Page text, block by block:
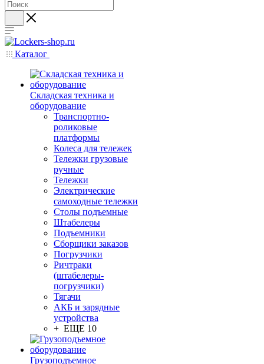
Каталог
Складская техника и
оборудование
Транспортно-
роликовые
платформы
Колеса для тележек
Тележки грузовые
ручные
Тележки
Электрические
самоходные тележки
Столы подъемные
Штабелеры
Подъемники
Сборщики заказов
Погрузчики
Ричтраки
(штабелеры-
погрузчики)
Тягачи
АКБ и зарядные
устройства
+ ЕЩЕ 10
Грузоподъемное